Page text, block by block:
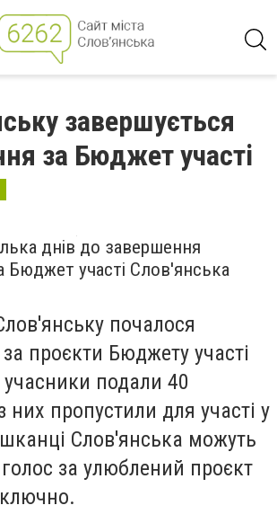
завершується
за Бюджет участі
днів до завершення
Бюджет участі Слов'янська
почалося
проєкти Бюджету участі
подали 40
них пропустили для участі у
Слов'янська можуть
голос за улюблений проєкт